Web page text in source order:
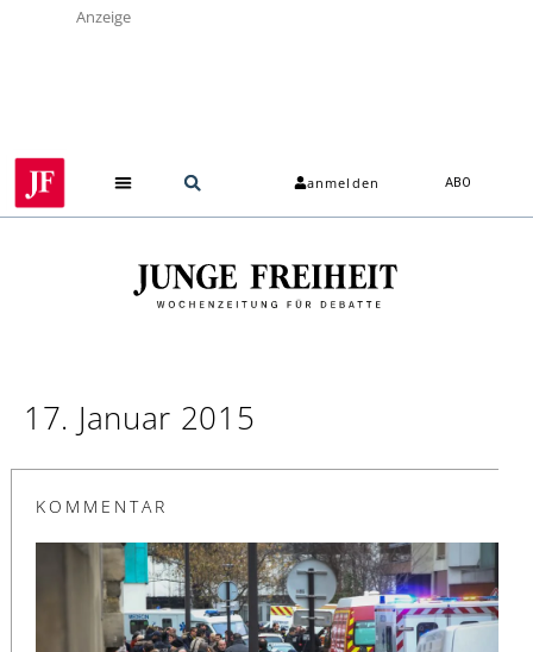
Anzeige
anmelden ABO
17. Januar 2015
KOMMENTAR